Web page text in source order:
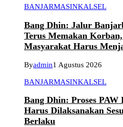
BANJARMASINKALSEL
Bang Dhin: Jalur
Terus Memakan
Masyarakat Harus
Byadmin1 Agustus 2026
BANJARMASINKALSEL
Bang Dhin: Proses
Harus Dilaksanakan
Berlaku